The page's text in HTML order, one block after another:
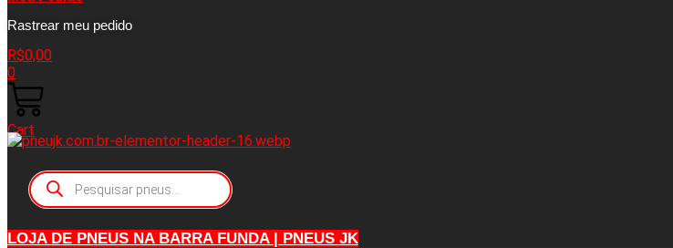
Rastrear meu pedido
R$0,00
0
Cart
Pesquisar
produtos
LOJA DE PNEUS NA BARRA FUNDA | PNEUS JK